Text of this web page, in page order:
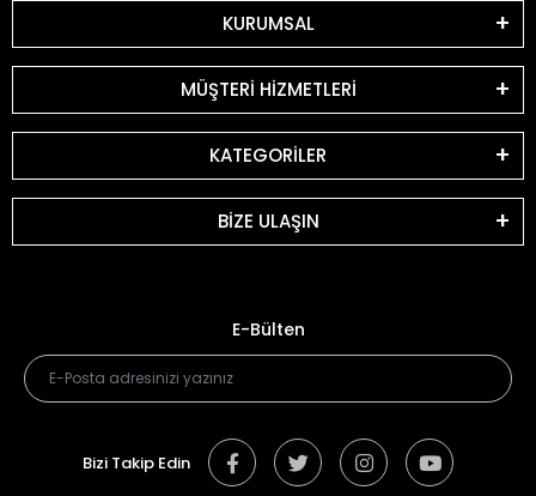
KURUMSAL
MÜŞTERİ HİZMETLERİ
KATEGORİLER
BİZE ULAŞIN
E-Bülten
Bizi Takip Edin